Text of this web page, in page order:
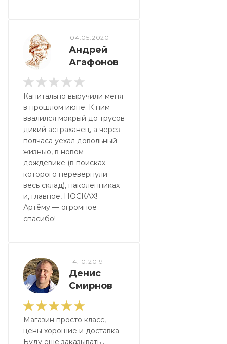
04.05.2020
Андрей
Агафонов
Капитально выручили меня
в прошлом июне. К ним
ввалился мокрый до трусов
дикий астраханец, а через
полчаса уехал довольный
жизнью, в новом
дождевике (в поисках
которого перевернули
весь склад), наколенниках
и, главное, НОСКАХ!
Артёму — огромное
спасибо!
14.10.2019
Денис
Смирнов
Магазин просто класс,
цены хорошие и доставка.
Буду еще заказывать ,